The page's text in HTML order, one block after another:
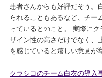
患者さんからも好評だそう。
られることもあるなど、チー
っているとのこと。 実際に
ザイン性の高さだけでなく、
を感じていると嬉しい意見が
クラシコのチーム白衣の導入